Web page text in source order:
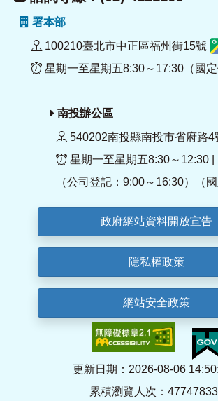
署本部
100210臺北市中正區福州街15號
星期一至星期五8:30～17:30（國定
南投辦公區
540202南投縣南投市省府路4
星期一至星期五8:30～12:30 |
（公司登記：9:00～16:30）（
政府網站資料開放宣告
隱私權政策
網站安全政策
更新日期：2026-08-06
累積瀏覽人次：